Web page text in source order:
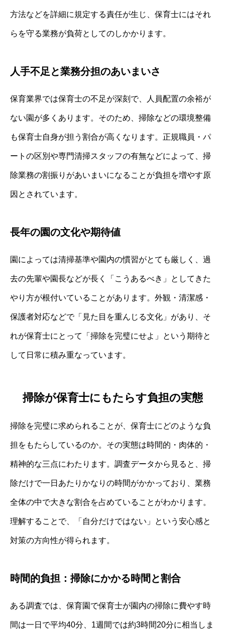
方法などを詳細に規定する責任が生じ、保育士にはそれ
らを守る業務が負荷としてのしかかります。
人手不足と業務分担のあいまいさ
保育業界では保育士の不足が深刻で、人員配置の余裕が
ない園が多くあります。そのため、掃除などの環境整備
も保育士自身が担う割合が高くなります。正規職員・パ
ートの区別や専門清掃スタッフの有無などによって、掃
除業務の割振りがあいまいになることが負担を増やす原
因とされています。
長年の園の文化や期待値
園によっては清掃基準や園内の慣習がとても厳しく、過
去の先輩や園長などが長く「こうあるべき」としてきた
やり方が根付いていることがあります。外観・清潔感・
保護者対応などで「見た目を重んじる文化」があり、そ
れが保育士にとって「掃除を完璧にせよ」という期待と
して日常に積み重なっています。
掃除が保育士にもたらす負担の実態
掃除を完璧に求められることが、保育士にどのような負
担をもたらしているのか。その実態は時間的・肉体的・
精神的な三点にわたります。調査データから見ると、掃
除だけで一日あたりかなりの時間がかかっており、業務
全体の中で大きな割合を占めていることがわかります。
理解することで、「自分だけではない」という安心感と
対策の方向性が得られます。
時間的負担：掃除にかかる時間と割合
ある調査では、保育園で保育士が園内の掃除に費やす時
間は一日で平均40分、1週間では約3時間20分に相当しま